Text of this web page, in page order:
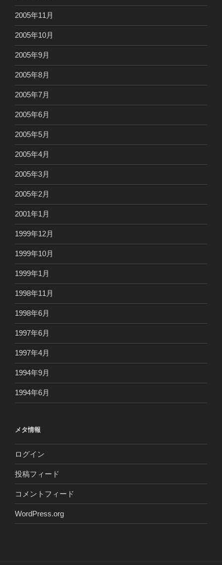
2005年11月
2005年10月
2005年9月
2005年8月
2005年7月
2005年6月
2005年5月
2005年4月
2005年3月
2005年2月
2001年1月
1999年12月
1999年10月
1999年1月
1998年11月
1998年6月
1997年6月
1997年4月
1994年9月
1994年6月
メタ情報
ログイン
投稿フィード
コメントフィード
WordPress.org